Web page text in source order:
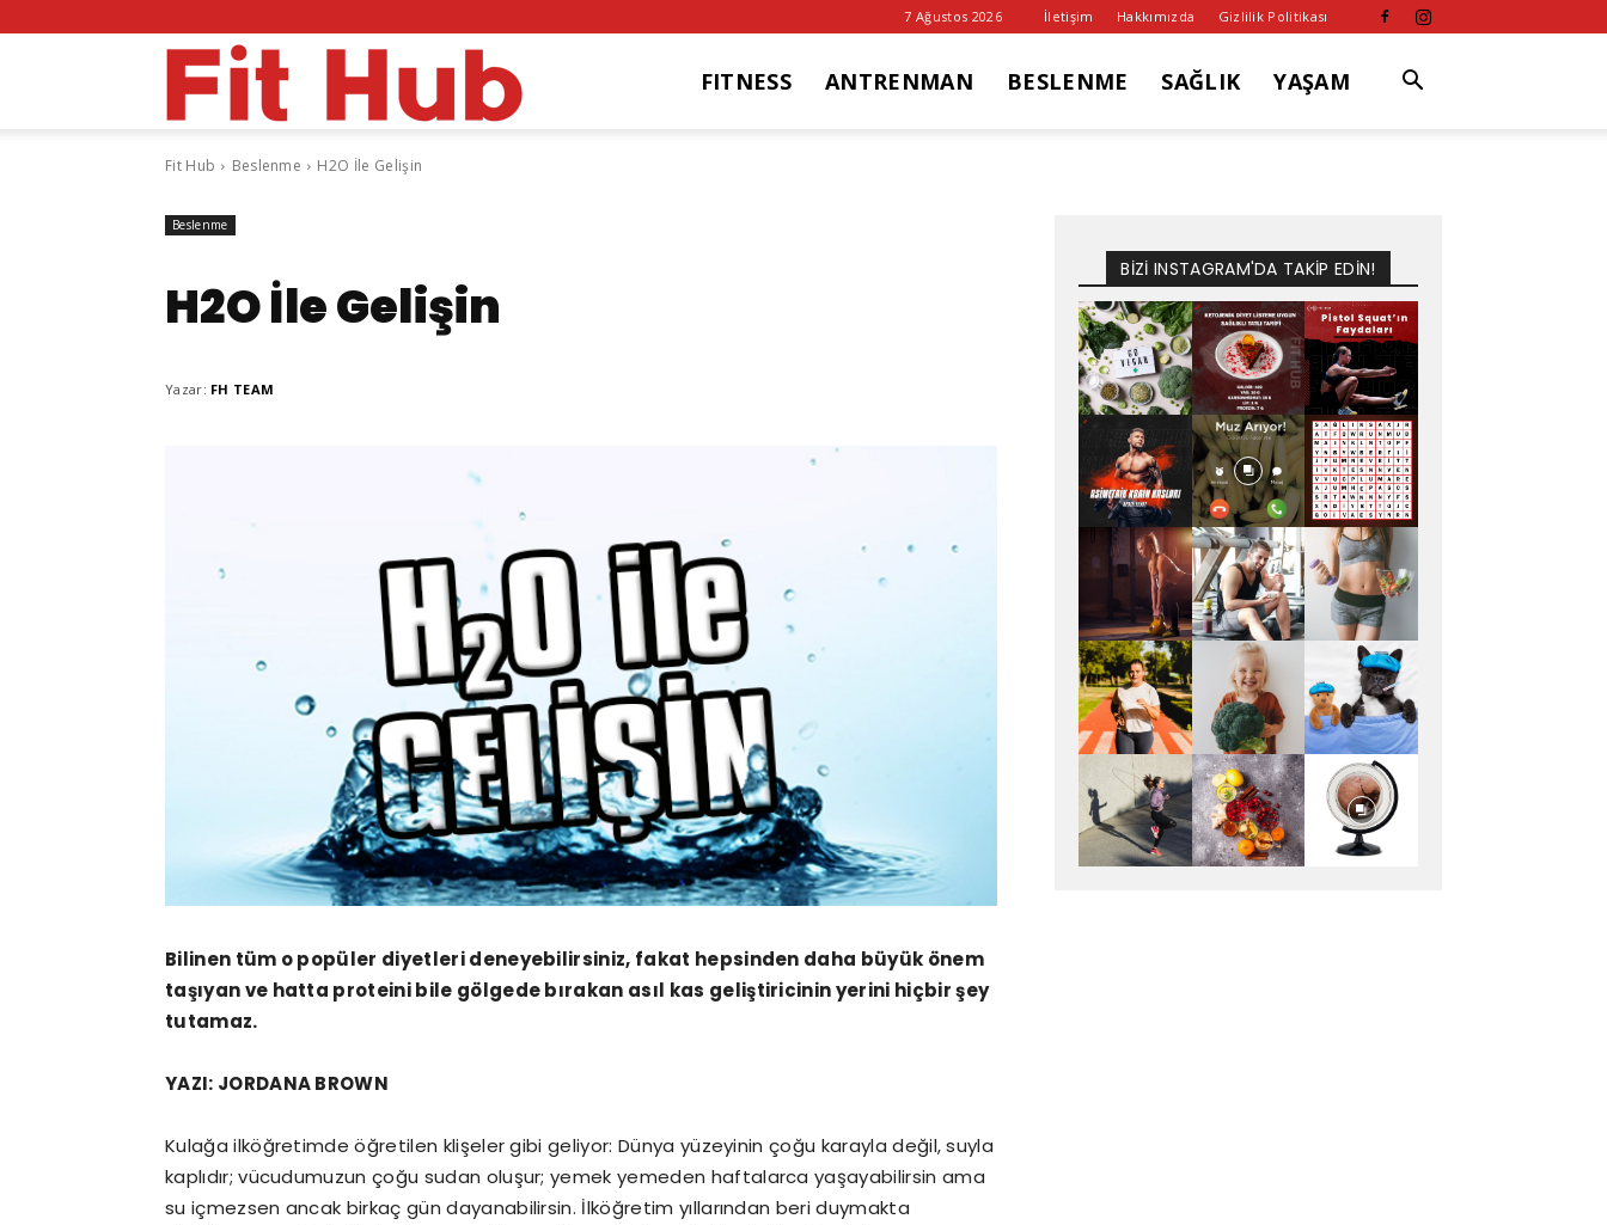
7 Ağustos 2026 İletişim Hakkımızda Gizlilik Politikası
FITNESS ANTRENMAN BESLENME SAĞLIK YAŞAM
Fit Hub Beslenme H2O İle Gelişin
Beslenme
H2O İle Gelişin
Yazar: FH TEAM
Bilinen tüm o popüler diyetleri deneyebilirsiniz, fakat hepsinden daha büyük önem
taşıyan ve hatta proteini bile gölgede bırakan asıl kas geliştiricinin yerini hiçbir şey
tutamaz.
YAZI: JORDANA BROWN
Kulağa ilköğretimde öğretilen klişeler gibi geliyor: Dünya yüzeyinin çoğu karayla değil, suyla
kaplıdır; vücudumuzun çoğu sudan oluşur; yemek yemeden haftalarca yaşayabilirsin ama
su içmezsen ancak birkaç gün dayanabilirsin. İlköğretim yıllarından beri duymakta
BİZİ INSTAGRAM'DA TAKİP EDİN!